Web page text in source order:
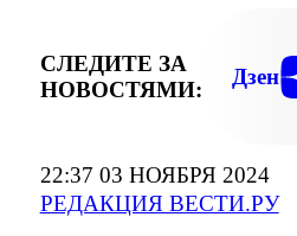
22:37 03 НОЯБРЯ 2024
РЕДАКЦИЯ ВЕСТИ.РУ
СЛЕДИТЕ ЗА
НОВОСТЯМИ:
Дзен